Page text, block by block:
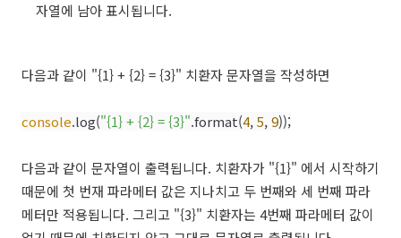
자열에 남아 표시됩니다.
다음과 같이 "{1} + {2} = {3}" 치환자 문자열을 작성하면
console.log("{1} + {2} = {3}".format(4,5,9));
다음과 같이 문자열이 출력됩니다. 치환자가 "{1}" 에서 시작하기
때문에 첫 번재 파라메터 값은 지나치고 두 번째와 세 번째 파라
메터만 적용됩니다. 그리고 "{3}" 치환자는 4번째 파라메터 값이